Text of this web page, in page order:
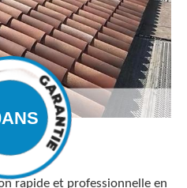
rapide et professionnelle en